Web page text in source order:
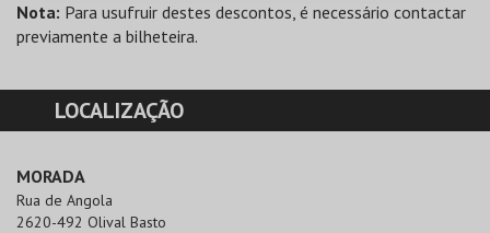
Nota: Para usufruir destes descontos, é necessário contactar
previamente a bilheteira.
LOCALIZAÇÃO
MORADA
Rua de Angola
2620-492 Olival Basto